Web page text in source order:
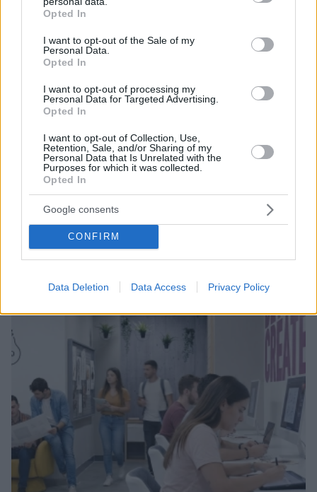
grant or deny consent to Google and its third-party tags to
use your data for below specified purposes in below Google
consent section.
Opted In
I want to opt-out of the Sale of my
Personal Data.
Opted In
I want to opt-out of processing my
Personal Data for Targeted Advertising.
Opted In
I want to opt-out of Collection, Use,
Retention, Sale, and/or Sharing of my
Personal Data that Is Unrelated with the
Purposes for which it was collected.
Opted In
Google consents
CONFIRM
Data Deletion Data Access Privacy Policy
Kouros App: έναν ελληνικό αθλητισμό πιο
πολίτη και αντάξιο των δυνατοτήτων της χώρας
μας».
Thema Insights
Ακολουθήστε το
Δείτε όλες τις τελευταίες Ειδήσεις από την Ελλάδα
και τον Κόσμο, τη στιγμή που συμβαίνουν, στο
Protothema.gr